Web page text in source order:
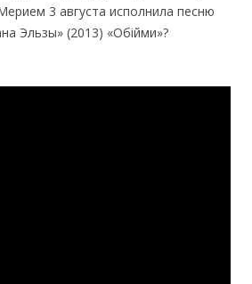
3 августа исполнила песню
Эльзы» (2013) «Обійми»?